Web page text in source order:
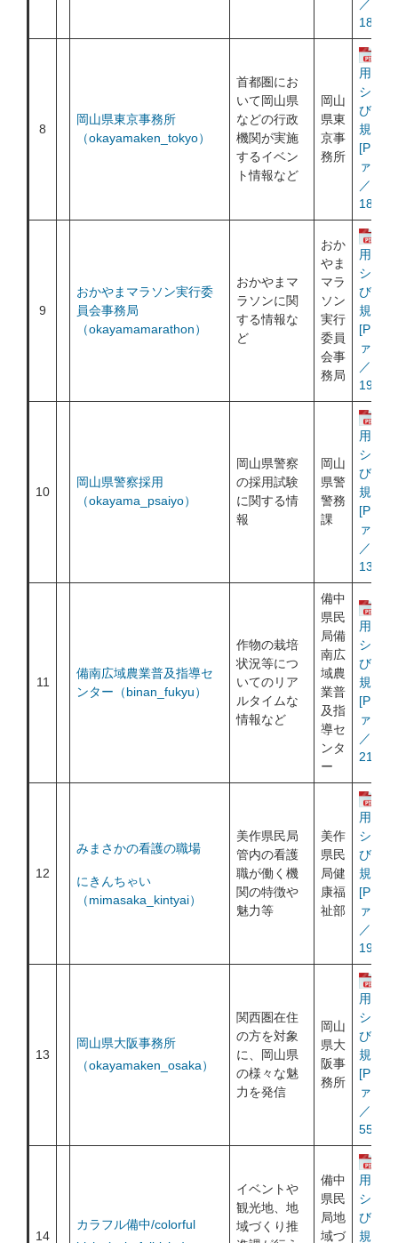
／
8
岡山県東京事務所
（okayamaken_tokyo）
首都圏にお
いて岡山県
などの行政
機関が実施
するイベン
ト情報など
岡山
県東
京事
務所
用ポリ
シー及
び利用
規約
[PDF
ァイル
／
9
おかやまマラソン実行委
員会事務局
（okayamamarathon）
おかやまマ
ラソンに関
する情報な
ど
おか
やま
マラ
ソン
実行
委員
会事
務局
用ポリ
シー及
び利用
規約
[PDF
ァイル
／
10
岡山県警察採用
（okayama_psaiyo）
岡山県警察
の採用試験
に関する情
報
岡山
県警
警務
課
用ポリ
シー及
び利用
規約
[PDF
ァイル
／
11
備南広域農業普及指導セ
ンター（binan_fukyu）
作物の栽培
状況等につ
いてのリア
ルタイムな
情報など
備中
県民
局備
南広
域農
業普
及指
導セ
ンタ
ー
用ポリ
シー及
び利用
規約
[PDF
ァイル
／
12
みまさかの看護の職場
にきんちゃい
（mimasaka_kintyai）
美作県民局
管内の看護
職が働く機
関の特徴や
魅力等
美作
県民
局健
康福
祉部
用ポリ
シー及
び利用
規約
[PDF
ァイル
／
13
岡山県大阪事務所
（okayamaken_osaka）
関西圏在住
の方を対象
に、岡山県
の様々な魅
力を発信
岡山
県大
阪事
務所
用ポリ
シー及
び利用
規約
[PDF
ァイル
／
14
カラフル備中/colorful
イベントや
観光地、地
域づくり推
備中
県民
局地
域づ
用ポリ
シー及
び利用
規約